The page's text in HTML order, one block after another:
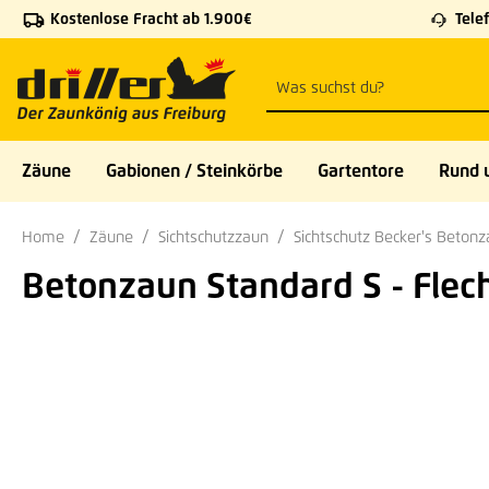
Hauptinhalt springen
Zur Suche springen
Zur Hauptnavigation springen
Kostenlose Fracht ab 1.900€
Zäune Gabionen / Steinkörbe Gartentore Rund
Home Zäune Sichtschutzzaun Sichtschutz Becker's
Betonzaun Standard S -